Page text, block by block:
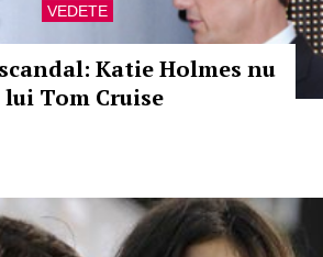
VEDETE
Katie Holmes nu
lui Tom Cruise